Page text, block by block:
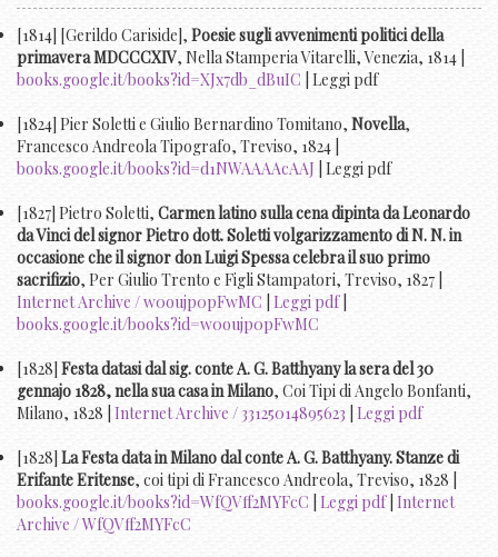
[1814] [Gerildo Cariside], Poesie sugli avvenimenti politici della
primavera MDCCCXIV, Nella Stamperia Vitarelli, Venezia, 1814 |
books.google.it/books?id=XJx7db_dBuIC | Leggi pdf
[1824] Pier Soletti e Giulio Bernardino Tomitano, Novella,
Francesco Andreola Tipografo, Treviso, 1824 |
books.google.it/books?id=d1NWAAAAcAAJ | Leggi pdf
[1827] Pietro Soletti, Carmen latino sulla cena dipinta da Leonardo
da Vinci del signor Pietro dott. Soletti volgarizzamento di N. N. in
occasione che il signor don Luigi Spessa celebra il suo primo
sacrifizio, Per Giulio Trento e Figli Stampatori, Treviso, 1827 |
Internet Archive / w0oujp0pFwMC Leggi pdf|
books.google.it/books?id=w0oujp0pFwMC
[1828] Festa datasi dal sig. conte A. G. Batthyany la sera del 30
gennajo 1828, nella sua casa in Milano, Coi Tipi di Angelo Bonfanti,
Milano, 1828 | Internet Archive / 33125014895623 Leggi pdf
[1828] La Festa data in Milano dal conte A. G. Batthyany. Stanze di
Erifante Eritense, coi tipi di Francesco Andreola, Treviso, 1828 |
books.google.it/books?id=WfQVff2MYFcC Leggi pdf| Internet
Archive / WfQVff2MYFcC